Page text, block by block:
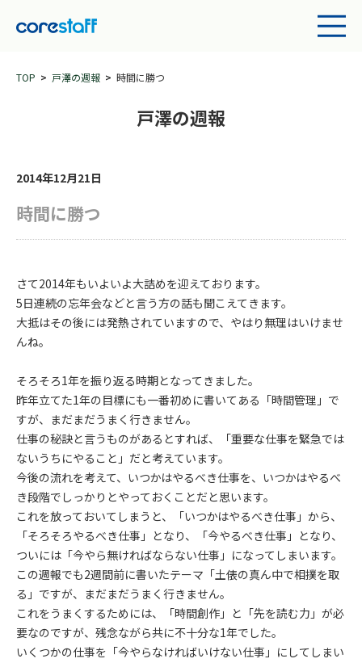
TOP 戸澤の週報 時間に勝つ
戸澤の週報
2014年12月21日
時間に勝つ
さて2014年もいよいよ大詰めを迎えております。
5日連続の忘年会などと言う方の話も聞こえてきます。
大抵はその後には発熱されていますので、やはり 無理はいけませ
んね。
そろそろ1年を振り返る時期となってきました。
昨年立てた1年の目標にも一番初めに書いてある「時間管理」で
すが、まだまだうまく行きません。
仕事の秘訣と言うものがあるとすれば、「重要な仕事を緊急では
ないうちにやること」だと考えています。
今後の流れを考えて、いつかはやるべき仕事を、いつかはやるべ
き段階でしっかりとやっておくことだと思います。
これを放っておいてしまうと、「いつかはやるべき仕事」から、
「そろそろやるべき仕事」となり、「今やるべき仕事」となり、
ついには「今やら無ければならない仕事」になってしまいます。
この週報でも2週間前に書いたテーマ「土俵の真ん中で相撲を取
る」ですが、まだまだうまく行きません。
これをうまくするためには、「時間創作」と「先を読む力」が必
要なのですが、残念ながら共に不十分な1年でした。
いくつかの仕事を「今やらなければいけない仕事」にしてしまい